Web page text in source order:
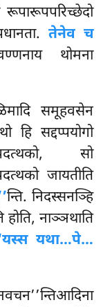
तेनेव च
थोमना
समूहवसेन
हि सद्दप्पयोगो
सो
जायतीति
न्ति. निदस्सनञ्हि
नाञ्ञथाति
यथा…पे…